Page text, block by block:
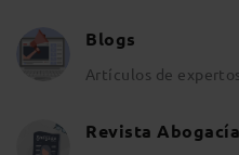
Blogs
Artículos de
Revista